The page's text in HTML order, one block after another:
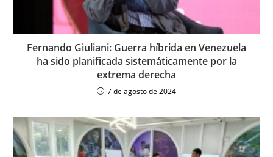
Fernando Giuliani: Guerra híbrida en Venezuela
ha sido planificada sistemáticamente por la
extrema derecha
7 de agosto de 2024